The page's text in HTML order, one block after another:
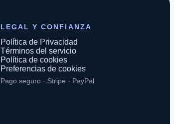
LEGAL Y CONFIANZA
Política de Privacidad
Términos del servicio
Política de cookies
Preferencias de cookies
Pago seguro · Stripe · PayPal